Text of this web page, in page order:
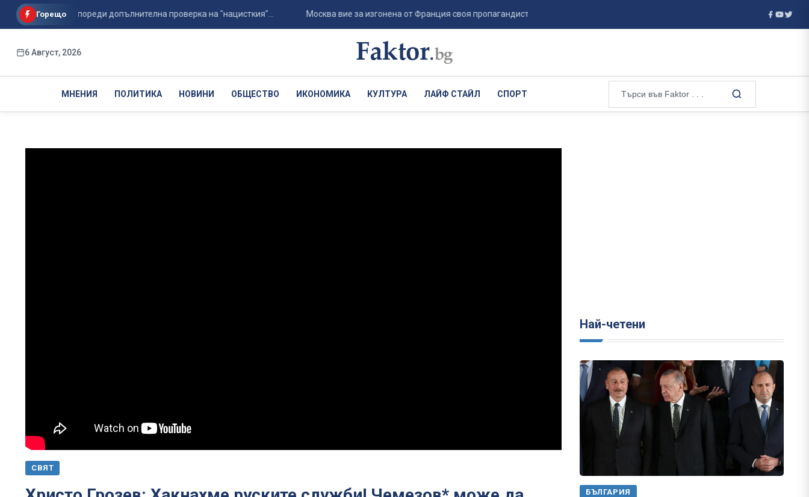
Горещо
разпореди допълнителна проверка на "нацисткия"... Москва вие за изгонена от Франция своя пропагандистка ... Европол арестува трима души за участие в сирийска мрежа за
6 Август, 2026
МНЕНИЯ ПОЛИТИКА НОВИНИ ОБЩЕСТВО ИКОНОМИКА КУЛТУРА ЛАЙФ СТАЙЛ СПОРТ
СВЯТ
Най-четени
БЪЛГАРИЯ